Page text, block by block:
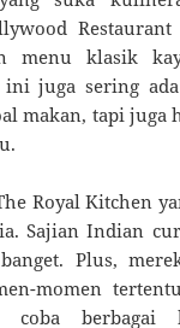
menu klasik
ini juga sering
makan, tapi juga
Royal Kitchen
Sajian Indian
Plus,
momen
coba berbagai